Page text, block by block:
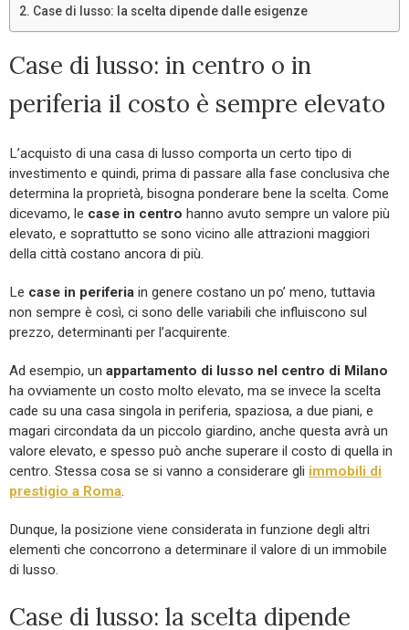
Case di lusso: la scelta dipende dalle esigenze
Case di lusso: in centro o in
periferia il costo è sempre elevato
L’acquisto di una casa di lusso comporta un certo tipo di
investimento e quindi, prima di passare alla fase conclusiva che
determina la proprietà, bisogna ponderare bene la scelta. Come
dicevamo, le case in centro hanno avuto sempre un valore più
elevato, e soprattutto se sono vicino alle attrazioni maggiori
della città costano ancora di più.
Le case in periferia in genere costano un po’ meno, tuttavia
non sempre è così, ci sono delle variabili che influiscono sul
prezzo, determinanti per l’acquirente.
Ad esempio, un appartamento di lusso nel centro di Milano
ha ovviamente un costo molto elevato, ma se invece la scelta
cade su una casa singola in periferia, spaziosa, a due piani, e
magari circondata da un piccolo giardino, anche questa avrà un
valore elevato, e spesso può anche superare il costo di quella in
centro. Stessa cosa se si vanno a considerare gli immobili di
prestigio a Roma.
Dunque, la posizione viene considerata in funzione degli altri
elementi che concorrono a determinare il valore di un immobile
di lusso.
Case di lusso: la scelta dipende